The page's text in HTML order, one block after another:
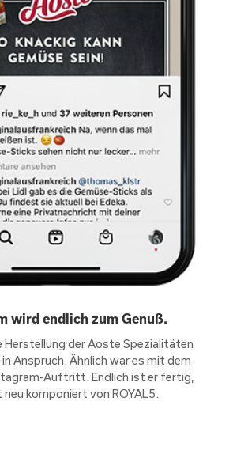
wird endlich zum Genuß.
Herstellung der Aoste Spezialitäten
Anspruch. Ähnlich war es mit dem
Auftritt. Endlich ist er fertig,
komponiert von ROYAL5.